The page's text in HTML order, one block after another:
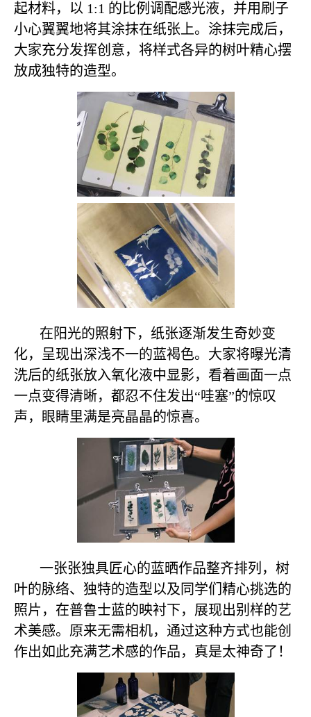
起材料，以 1:1 的比例调配感光液，并用刷子
小心翼翼地将其涂抹在纸张上。涂抹完成后，
大家充分发挥创意，将样式各异的树叶精心摆
放成独特的造型。
在阳光的照射下，纸张逐渐发生奇妙变
化，呈现出深浅不一的蓝褐色。大家将曝光清
洗后的纸张放入氧化液中显影，看着画面一点
一点变得清晰，都忍不住发出“哇塞”的惊叹
声，眼睛里满是亮晶晶的惊喜。
一张张独具匠心的蓝晒作品整齐排列，树
叶的脉络、独特的造型以及同学们精心挑选的
照片，在普鲁士蓝的映衬下，展现出别样的艺
术美感。原来无需相机，通过这种方式也能创
作出如此充满艺术感的作品，真是太神奇了！